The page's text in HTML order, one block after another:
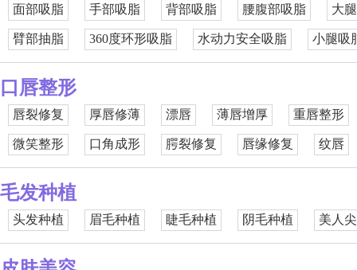
面部吸脂 手部吸脂 背部吸脂 腰腹部吸脂 大
臂部抽脂 360度环形吸脂 水动力安全吸脂 小腿吸
口唇整形
唇裂修复 厚唇修薄 漂唇 薄唇增厚 重唇整形
微笑整形 口角成形 腭裂修复 唇缘修复 纹唇
毛发种植
头发种植 眉毛种植 睫毛种植 阴毛种植 美人